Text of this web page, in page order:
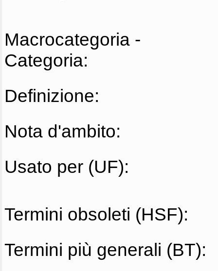
Macrocategoria -
Categoria:
Definizione:
Nota d'ambito:
Usato per (UF):
Termini obsoleti (HSF):
Termini più generali (BT):